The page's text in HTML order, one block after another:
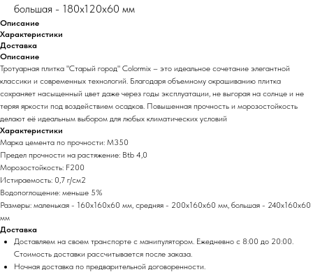
большая - 180х120х60 мм
Описание
Характеристики
Доставка
Описание
Тротуарная плитка "Старый город" Colormix – это идеальное сочетание элегантной
классики и современных технологий. Благодаря объемному окрашиванию плитка
сохраняет насыщенный цвет даже через годы эксплуатации, не выгорая на солнце и не
теряя яркости под воздействием осадков. Повышенная прочность и морозостойкость
делают её идеальным выбором для любых климатических условий
Характеристики
Марка цемента по прочности: М350
Предел прочности на растяжение: Btb 4,0
Морозостойкость: F200
Истираемость: 0,7 г/cм2
Водопоглощение: меньше 5%
Размеры: маленькая - 160х160х60 мм, средняя - 200х160х60 мм, большая - 240х160х60
мм
Доставка
Доставляем на своем транспорте с манипулятором. Ежедневно с 8:00 до 20:00.
Стоимость доставки рассчитывается после заказа.
Ночная доставка по предварительной договоренности.